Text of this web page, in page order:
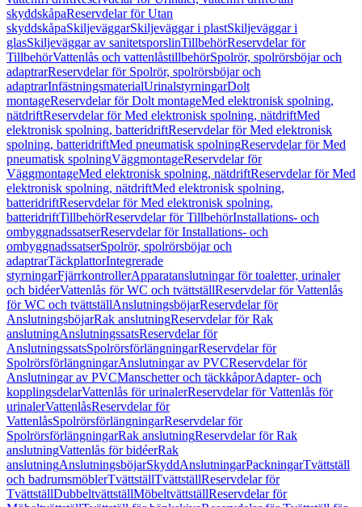
skyddskåpaReservdelar för Utan
skyddskåpaSkiljeväggarSkiljeväggar i plastSkiljeväggar i
glasSkiljeväggar av sanitetsporslinTillbehörReservdelar för
TillbehörVattenlås och vattenlåstillbehörSpolrör, spolrörsböjar och
adaptrarReservdelar för Spolrör, spolrörsböjar och
adaptrarInfästningsmaterialUrinalstyrningarDolt
montageReservdelar för Dolt montageMed elektronisk spolning,
nätdriftReservdelar för Med elektronisk spolning, nätdriftMed
elektronisk spolning, batteridriftReservdelar för Med elektronisk
spolning, batteridriftMed pneumatisk spolningReservdelar för Med
pneumatisk spolningVäggmontageReservdelar för
VäggmontageMed elektronisk spolning, nätdriftReservdelar för Med
elektronisk spolning, nätdriftMed elektronisk spolning,
batteridriftReservdelar för Med elektronisk spolning,
batteridriftTillbehörReservdelar för TillbehörInstallations- och
ombyggnadssatserReservdelar för Installations- och
ombyggnadssatserSpolrör, spolrörsböjar och
adaptrarTäckplattorIntegrerade
styrningarFjärrkontrollerApparatanslutningar för toaletter, urinaler
och bidéerVattenlås för WC och tvättställReservdelar för Vattenlås
för WC och tvättställAnslutningsböjarReservdelar för
AnslutningsböjarRak anslutningReservdelar för Rak
anslutningAnslutningssatsReservdelar för
AnslutningssatsSpolrörsförlängningarReservdelar för
SpolrörsförlängningarAnslutningar av PVCReservdelar för
Anslutningar av PVCManschetter och täckkåporAdapter- och
kopplingsdelarVattenlås för urinalerReservdelar för Vattenlås för
urinalerVattenlåsReservdelar för
VattenlåsSpolrörsförlängningarReservdelar för
SpolrörsförlängningarRak anslutningReservdelar för Rak
anslutningVattenlås för bidéerRak
anslutningAnslutningsböjarSkyddAnslutningarPackningarTvättställ
och badrumsmöblerTvättställTvättställReservdelar för
TvättställDubbeltvättställMöbeltvättställReservdelar för